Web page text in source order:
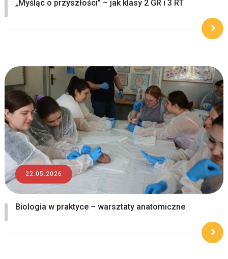
„Myśląc o przyszłości” – jak klasy 2 GR i 3 RT
22.05.2026
Biologia w praktyce – warsztaty anatomiczne